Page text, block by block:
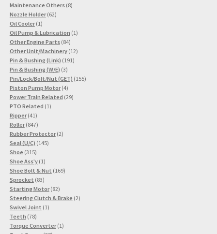
Produkt
Maintenance Others 88
Nozzle Holder 6262
Oil Cooler 11
Produkt
Oil Pump & Lubrication 11
Other Engine Parts 8484
Produkte
Other Unit/Machinery 1212
Pin & Bushing (Link) 191191
Pin & Bushing (W/E) 33
Produkte
Pin/Lock/Bolt/Nut (GET) 155155
Piston Pump Motor 44
Produkte
Power Train Related 2929
PTO Related 11
Ripper 4141
Produkte
Roller 847847
Produkte
Rubber Protector 22
Seal (U/C) 145145
Shoe 315315
Produkte
Shoe Ass'y 11
Produkt
Shoe Bolt & Nut 169169
Sprocket 8383
Produkte
Starting Motor 8282
Produkte
Steering Clutch & Brake 22
Swivel Joint 11
Teeth 7878
Produkte
Torque Converter 11